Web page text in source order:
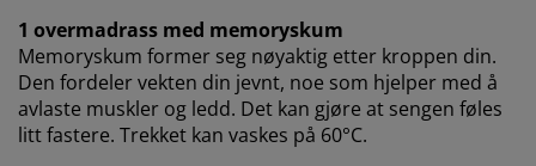
1 overmadrass med memoryskum
Memoryskum former seg nøyaktig etter kroppen din.
Den fordeler vekten din jevnt, noe som hjelper med å
avlaste muskler og ledd. Det kan gjøre at sengen føles
litt fastere. Trekket kan vaskes på 60°C.